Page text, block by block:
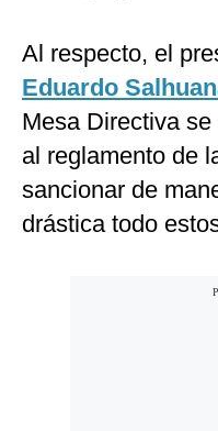
Al respecto, el
Eduardo
Mesa Directiva
al reglamento de
sancionar de
drástica todo